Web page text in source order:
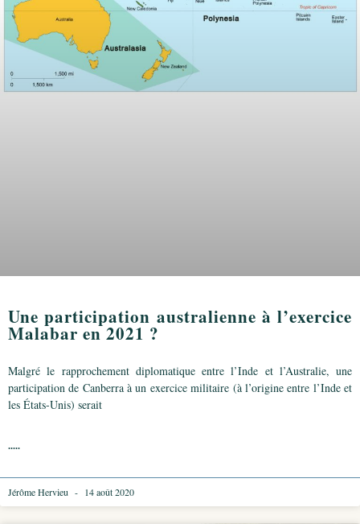
Une participation australienne à l’exercice
Malabar en 2021 ?
Malgré le rapprochement diplomatique entre l’Inde et l’Australie, une
participation de Canberra à un exercice militaire (à l’origine entre l’Inde et
les États-Unis) serait
.....
Jérôme Hervieu 14 août 2020